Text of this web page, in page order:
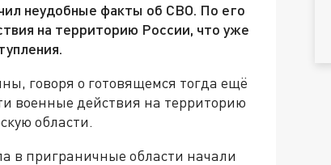
неудобные факты об СВО. По его
на территорию России, что уже
говоря о готовящемся тогда ещё
военные действия на территорию
области.
в приграничные области начали